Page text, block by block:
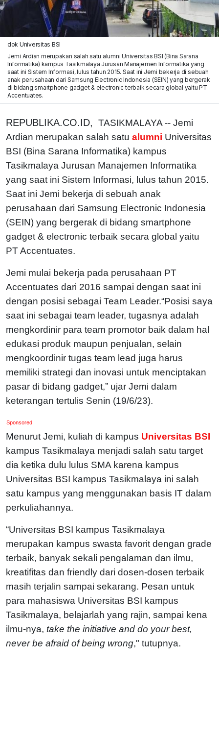
dok Universitas BSI
Jemi Ardian merupakan salah satu alumni Universitas BSI (Bina Sarana
Informatika) kampus Tasikmalaya Jurusan Manajemen Informatika yang
saat ini Sistem Informasi, lulus tahun 2015. Saat ini Jemi bekerja di sebuah
anak perusahaan dari Samsung Electronic Indonesia (SEIN) yang bergerak
di bidang smartphone gadget & electronic terbaik secara global yaitu PT
Accentuates.
REPUBLIKA.CO.ID,
TASIKMALAYA -- Jemi
Ardian merupakan salah satu alumni Universitas
BSI (Bina Sarana Informatika) kampus
Tasikmalaya Jurusan Manajemen Informatika
yang saat ini Sistem Informasi, lulus tahun 2015.
Saat ini Jemi bekerja di sebuah anak
perusahaan dari Samsung Electronic Indonesia
(SEIN) yang bergerak di bidang smartphone
gadget & electronic terbaik secara global yaitu
PT Accentuates.
Jemi mulai bekerja pada perusahaan PT
Accentuates dari 2016 sampai dengan saat ini
dengan posisi sebagai Team Leader.“Posisi saya
saat ini sebagai team leader, tugasnya adalah
mengkordinir para team promotor baik dalam hal
edukasi produk maupun penjualan, selain
mengkoordinir tugas team lead juga harus
memiliki strategi dan inovasi untuk menciptakan
pasar di bidang gadget,” ujar Jemi dalam
keterangan tertulis Senin (19/6/23).
Sponsored
Menurut Jemi, kuliah di kampus Universitas BSI
kampus Tasikmalaya menjadi salah satu target
dia ketika dulu lulus SMA karena kampus
Universitas BSI kampus Tasikmalaya ini salah
satu kampus yang menggunakan basis IT dalam
perkuliahannya.
“Universitas BSI kampus Tasikmalaya
merupakan kampus swasta favorit dengan grade
terbaik, banyak sekali pengalaman dan ilmu,
kreatifitas dan friendly dari dosen-dosen terbaik
masih terjalin sampai sekarang. Pesan untuk
para mahasiswa Universitas BSI kampus
Tasikmalaya, belajarlah yang rajin, sampai kena
ilmu-nya, take the initiative and do your best,
never be afraid of being wrong," tutupnya.